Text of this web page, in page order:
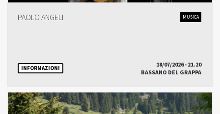
PAOLO ANGELI MUSICA
INFORMAZIONI
18/07/2026 - 21.20
BASSANO DEL GRAPPA